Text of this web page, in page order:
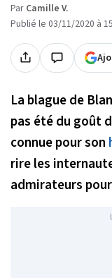
Par Camille V.
Publié le 03/11/2020 à
La blague de
pas été du goût
connue pour son
rire les
admirateurs